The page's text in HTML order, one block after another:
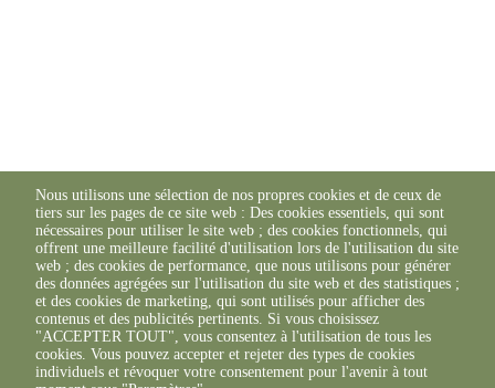
Nous utilisons une sélection de nos propres cookies et de ceux de
tiers sur les pages de ce site web : Des cookies essentiels, qui sont
nécessaires pour utiliser le site web ; des cookies fonctionnels, qui
offrent une meilleure facilité d'utilisation lors de l'utilisation du site
web ; des cookies de performance, que nous utilisons pour générer
des données agrégées sur l'utilisation du site web et des statistiques ;
et des cookies de marketing, qui sont utilisés pour afficher des
contenus et des publicités pertinents. Si vous choisissez
"ACCEPTER TOUT", vous consentez à l'utilisation de tous les
cookies. Vous pouvez accepter et rejeter des types de cookies
individuels et révoquer votre consentement pour l'avenir à tout